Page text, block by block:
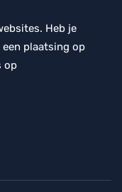
Heb je
plaatsing op
op